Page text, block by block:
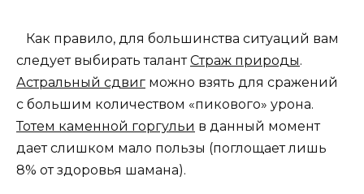
Как правило, для большинства ситуаций вам
следует выбирать талантСтраж природы.
Астральный сдвиг можно взять для сражений
с большим количеством «пикового» урона.
Тотем каменной горгульи в данный момент
дает слишком мало пользы (поглощает лишь
8% от здоровья шамана).